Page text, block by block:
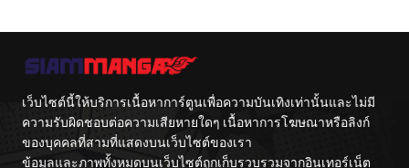
เว็บไซต์นี้ให้บริการเนื้อหาการ์ตูนเพื่อความบันเทิงเท่านั้นและไม่มี
ความรับผิดชอบต่อความเสียหายใดๆ เนื้อหาการโฆษณาหรือลิงก์
ของบุคคลที่สามที่แสดงบนเว็บไซต์ของเรา
ข้อมูลและภาพทั้งหมดบนเว็บไซต์ถูกเก็บรวบรวมจากอินเทอร์เน็ต